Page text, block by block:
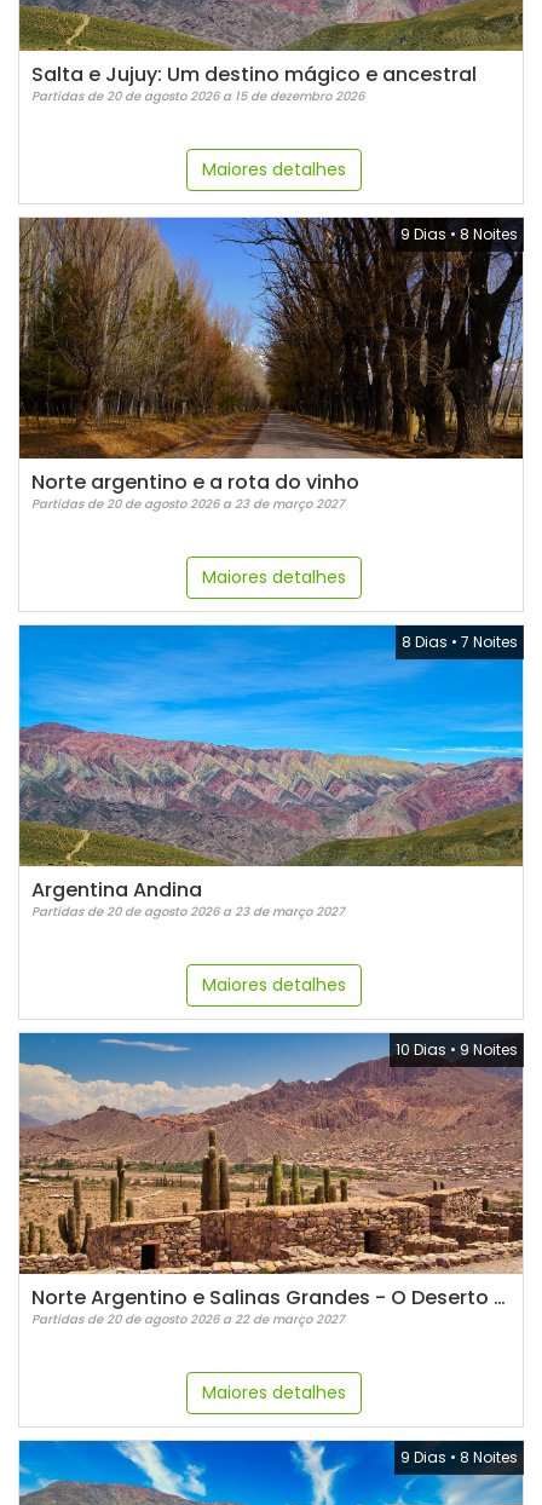
Salta e Jujuy: Um destino mágico e ancestral
Partidas de 20 de agosto 2026 a 15 de dezembro 2026
Maiores detalhes
9 Dias• 8 Noites
Norte argentino e a rota do vinho
Partidas de 20 de agosto 2026 a 23 de março 2027
Maiores detalhes
8 Dias • 7 Noites
Argentina Andina
Partidas de 20 de agosto 2026 a 23 de março 2027
Maiores detalhes
10 Dias • 9 Noites
Norte Argentino e Salinas Grandes - O Deserto de Sal
Partidas de 20 de agosto 2026 a 22 de março 2027
Maiores detalhes
9 Dias • 8 Noites